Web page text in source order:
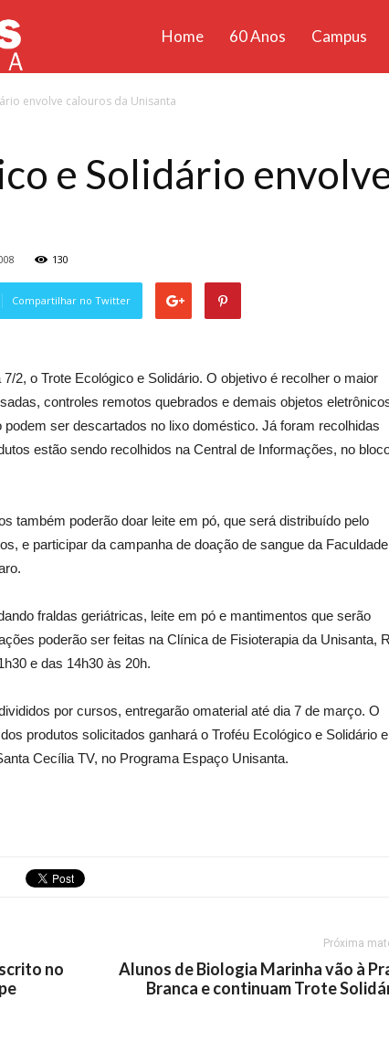
Unisanta
Home 60 Anos Campus
envolve calouros da Unisanta
e Solidário
130
Compartilhar no Twitter
2, o Trote Ecológico e Solidário. O objetivo é recolher o maior
controles remotos quebrados e demais objetos
ser descartados no lixo doméstico. Já foram recolhidas
estão sendo recolhidos na Central de Informações, no
também poderão doar leite em pó, que será distribuído pelo
e participar da campanha de doação de sangue da
fraldas geriátricas, leite em pó e mantimentos que serão
poderão ser feitas na Clínica de Fisioterapia da Unisanta,
e das 14h30 às 20h.
por cursos, entregarão omaterial até dia 7 de março. O
produtos solicitados ganhará o Troféu Ecológico e Solidário e
Cecília TV, no Programa Espaço Unisanta.
no
Próxima
Alunos de Biologia Marinha vão à
Branca e continuam Trote